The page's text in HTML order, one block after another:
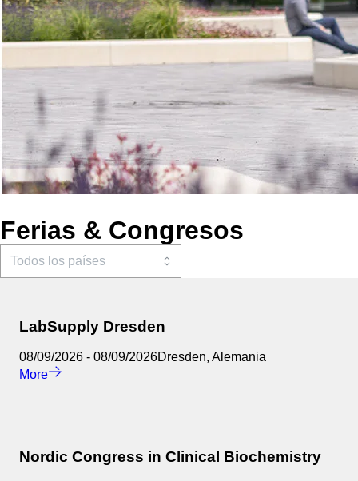
Ferias & Congresos
LabSupply Dresden
08/09/2026 - 08/09/2026Dresden, Alemania
More
Nordic Congress in Clinical Biochemistry